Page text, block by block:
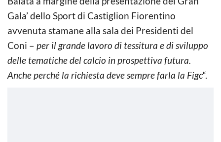
Gala’ dello Sport di Castiglion Fiorentino
avvenuta stamane alla sala dei Presidenti del
Coni – per il grande lavoro di tessitura e di sviluppo
delle tematiche del calcio in prospettiva futura.
Anche perché la richiesta deve sempre farla la Figc“.